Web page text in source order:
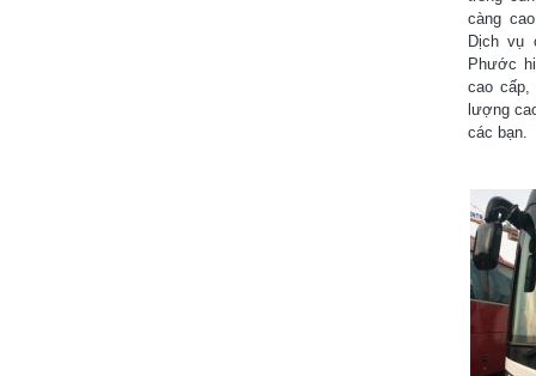
càng
Dịch vụ
Phước
cao
lượng
các bạn.